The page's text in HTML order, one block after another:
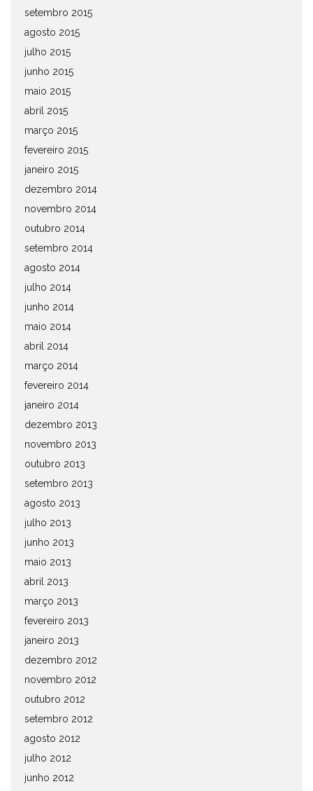
setembro 2015
agosto 2015
julho 2015
junho 2015
maio 2015
abril 2015
março 2015
fevereiro 2015
janeiro 2015
dezembro 2014
novembro 2014
outubro 2014
setembro 2014
agosto 2014
julho 2014
junho 2014
maio 2014
abril 2014
março 2014
fevereiro 2014
janeiro 2014
dezembro 2013
novembro 2013
outubro 2013
setembro 2013
agosto 2013
julho 2013
junho 2013
maio 2013
abril 2013
março 2013
fevereiro 2013
janeiro 2013
dezembro 2012
novembro 2012
outubro 2012
setembro 2012
agosto 2012
julho 2012
junho 2012